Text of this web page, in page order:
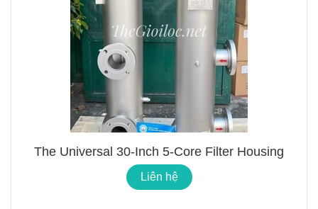
The Universal 30-Inch 5-Core Filter Housing
Liên hệ